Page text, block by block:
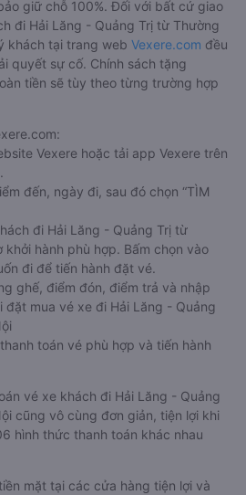
giữ chỗ 100%. Đối với bất cứ giao
đi Hải Lăng - Quảng Trị từ Thường
khách tại trang web Vexere.com đều
quyết sự cố. Chính sách tặng
tiền sẽ tùy theo từng trường hợp
Vexere hoặc tải app Vexere trên
đến, ngày đi, sau đó chọn “TÌM
đi Hải Lăng - Quảng Trị từ
khởi hành phù hợp. Bấm chọn vào
đi để tiến hành đặt vé.
ghế, điểm đón, điểm trả và nhập
đặt mua vé xe đi Hải Lăng - Quảng
toán vé phù hợp và tiến hành
vé xe khách đi Hải Lăng - Quảng
cũng vô cùng đơn giản, tiện lợi khi
hình thức thanh toán khác nhau
mặt tại các cửa hàng tiện lợi và